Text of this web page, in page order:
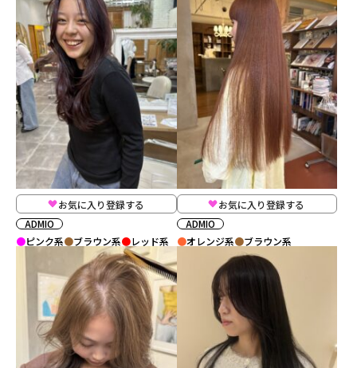
お気に入り登録する
ADMIO
ピンク系
ブラウン系 レッド系
お気に入り登録する
ADMIO
オレンジ系
ブラウン系